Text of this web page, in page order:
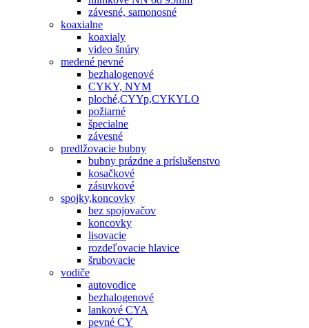
závesné, samonosné
koaxialne
koaxialy
video šnúry
medené pevné
bezhalogenové
CYKY, NYM
ploché,CYYp,CYKYLO
požiarné
špecialne
závesné
predlžovacie bubny
bubny prázdne a príslušenstvo
kosačkové
zásuvkové
spojky,koncovky
bez spojovačov
koncovky
lisovacie
rozdeľovacie hlavice
šrubovacie
vodiče
autovodice
bezhalogenové
lankové CYA
pevné CY